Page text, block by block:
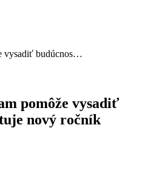
vysadiť budúcnos…
pomôže vysadiť
nový ročník